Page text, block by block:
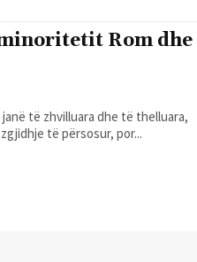
Rom dhe
të zhvilluara dhe të thelluara,
të përsosur, por...